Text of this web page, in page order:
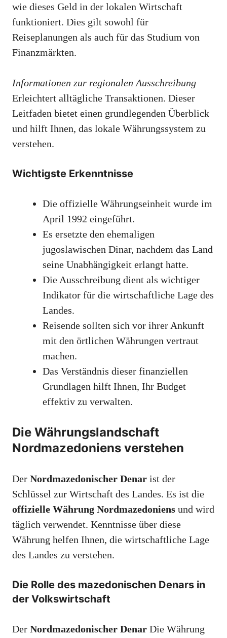
wie dieses Geld in der lokalen Wirtschaft
funktioniert. Dies gilt sowohl für
Reiseplanungen als auch für das Studium von
Finanzmärkten.
Informationen zur regionalen Ausschreibung
Erleichtert alltägliche Transaktionen. Dieser
Leitfaden bietet einen grundlegenden Überblick
und hilft Ihnen, das lokale Währungssystem zu
verstehen.
Wichtigste Erkenntnisse
Die offizielle Währungseinheit wurde im
April 1992 eingeführt.
Es ersetzte den ehemaligen
jugoslawischen Dinar, nachdem das Land
seine Unabhängigkeit erlangt hatte.
Die Ausschreibung dient als wichtiger
Indikator für die wirtschaftliche Lage des
Landes.
Reisende sollten sich vor ihrer Ankunft
mit den örtlichen Währungen vertraut
machen.
Das Verständnis dieser finanziellen
Grundlagen hilft Ihnen, Ihr Budget
effektiv zu verwalten.
Die Währungslandschaft
Nordmazedoniens verstehen
Der Nordmazedonischer Denar ist der
Schlüssel zur Wirtschaft des Landes. Es ist die
offizielle Währung Nordmazedoniens und wird
täglich verwendet. Kenntnisse über diese
Währung helfen Ihnen, die wirtschaftliche Lage
des Landes zu verstehen.
Die Rolle des mazedonischen Denars in
der Volkswirtschaft
Der Nordmazedonischer Denar Die Währung